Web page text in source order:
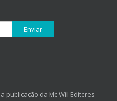
publicação da Mc Will Editores